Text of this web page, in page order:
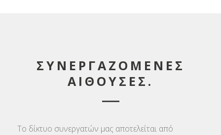
ΣΥΝΕΡΓΑΖΟΜΕΝΕΣ
ΑΙΘΟΥΣΕΣ.
Το δίκτυο συνεργατών μας αποτελείται από